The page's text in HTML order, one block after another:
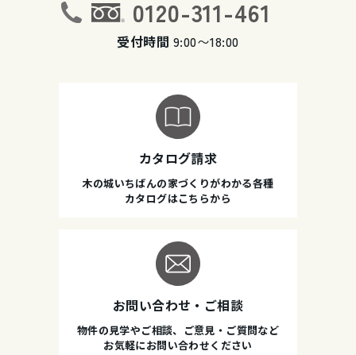
0120-311-461
受付時間 9:00〜18:00
カタログ請求
木の城いちばんの家づくりがわかる各種
カタログはこちらから
お問い合わせ・ご相談
物件の見学やご相談、ご意見・ご質問など
お気軽にお問い合わせください